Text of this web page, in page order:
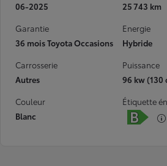
06-2025
25 743 km
Garantie
36 mois Toyota Occasions
Energie
Hybride
Carrosserie
Autres
Puissance
96 kw (130
Couleur
Blanc
Étiquette